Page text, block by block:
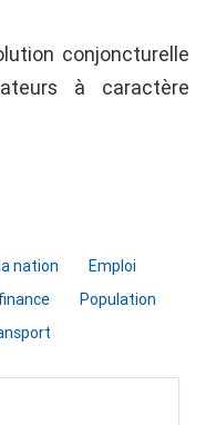
conjoncturelle
à caractère
nation
Emploi
Population